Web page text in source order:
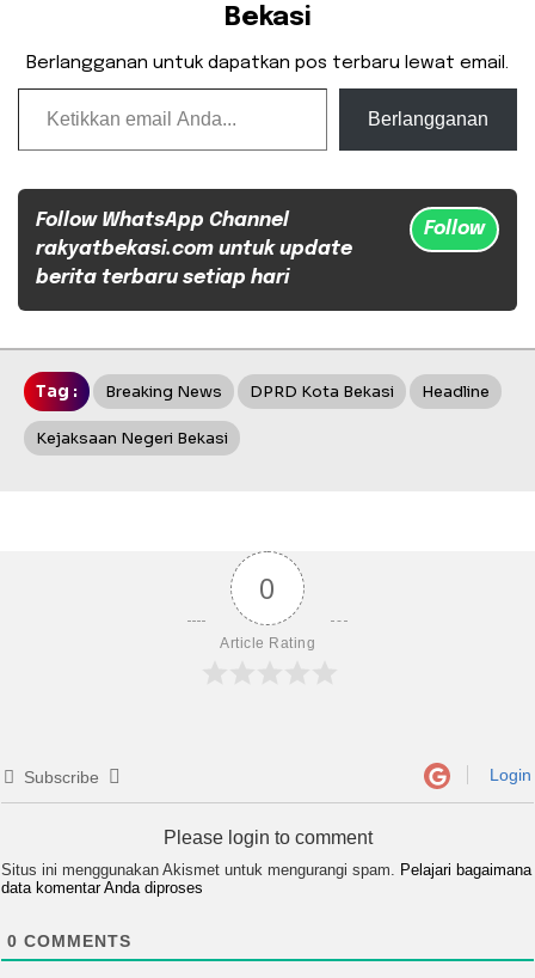
Bekasi
Berlangganan untuk dapatkan pos terbaru lewat email.
Ketikkan email Anda...
Berlangganan
Follow WhatsApp Channel
rakyatbekasi.com untuk update
berita terbaru setiap hari
Follow
Tag : Breaking News DPRD Kota Bekasi Headline
Kejaksaan Negeri Bekasi
0
Article Rating
Subscribe Login
Please login to comment
Situs ini menggunakan Akismet untuk mengurangi spam. Pelajari bagaimana
data komentar Anda diproses
0 COMMENTS